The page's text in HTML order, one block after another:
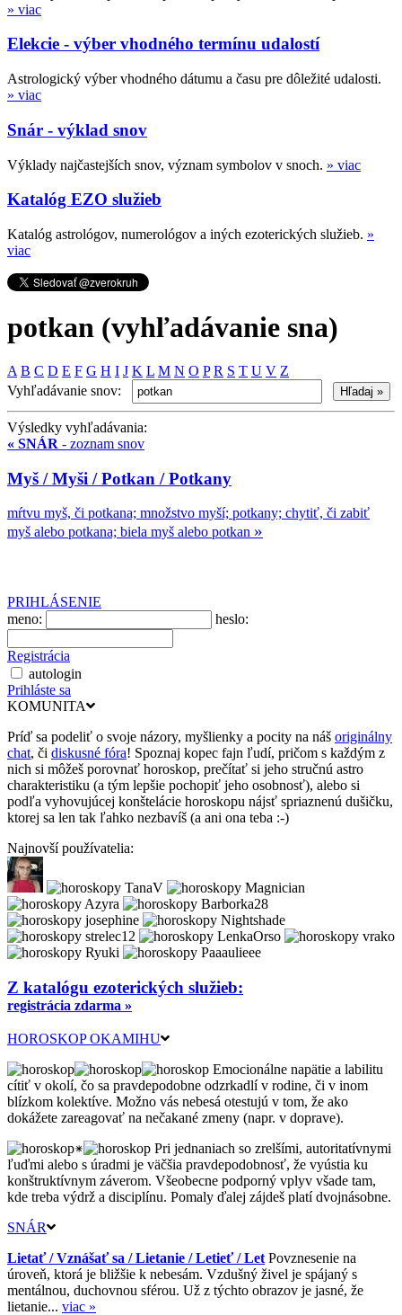
» viac
Elekcie - výber vhodného termínu udalostí
Astrologický výber vhodného dátumu a času pre dôležité udalosti.
» viac
Snár - výklad snov
Výklady najčastejších snov, význam symbolov v snoch. » viac
Katalóg EZO služieb
Katalóg astrológov, numerológov a iných ezoterických služieb. »
viac
potkan (vyhľadávanie sna)
A B C D E F G H I J K L M N O P R S T U V Z
Vyhľadávanie snov:
Výsledky vyhľadávania:
« SNÁR - zoznam snov
Myš / Myši / Potkan / Potkany
mŕtvu myš, či potkana; množstvo myší; potkany; chytiť, či zabiť
myš alebo potkana; biela myš alebo potkan »
PRIHLÁSENIE
meno:
heslo:
Registrácia
autologin
Prihláste sa
KOMUNITA
Príď sa podeliť o svoje názory, myšlienky a pocity na náš originálny
chat, či diskusné fóra! Spoznaj kopec fajn ľudí, pričom s každým z
nich si môžeš porovnať horoskop, prečítať si jeho stručnú astro
charakteristiku (a tým lepšie pochopiť jeho osobnosť), alebo si
podľa vyhovujúcej konštelácie horoskopu nájsť spriaznenú dušičku,
ktorej sa len tak ľahko nezbavíš (a ani ona teba :-)
Najnovší používatelia:
Z katalógu ezoterických služieb:
registrácia zdarma »
HOROSKOP OKAMIHU
Emocionálne napätie a labilitu
cítiť v okolí, čo sa pravdepodobne odzrkadlí v rodine, či v inom
blízkom kolektíve. Možno vás nebesá otestujú v tom, že ako
dokážete zareagovať na nečakané zmeny (napr. v doprave).
Pri jednaniach so zrelšími, autoritatívnymi
ľuďmi alebo s úradmi je väčšia pravdepodobnosť, že vyústia ku
konštruktívnym záverom. Všeobecne podporný vplyv všade tam,
kde treba výdrž a disciplínu. Pomaly ďalej zájdeš platí dvojnásobne.
SNÁR
Lietať / Vznášať sa / Lietanie / Letieť / Let Povznesenie na
úroveň, ktorá je bližšie k nebesám. Vzdušný živel je spájaný s
mentálnou, duchovnou sférou. Už z týchto obrazov je jasné, že
lietanie... viac »